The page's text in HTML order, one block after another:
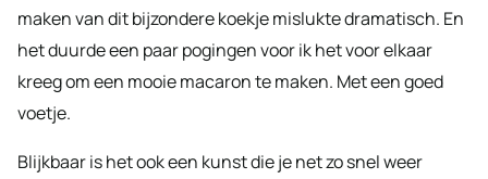
maken van dit bijzondere koekje mislukte dramatisch. En
het duurde een paar pogingen voor ik het voor elkaar
kreeg om een mooie macaron te maken. Met een goed
voetje.
Blijkbaar is het ook een kunst die je net zo snel weer